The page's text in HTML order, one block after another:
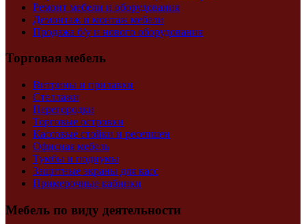
Ремонт мебели и оборудования
Демонтаж и монтаж мебели
Продажа б/у и нового оборудования
Торговая мебель
Витрины и прилавки
Стеллажи
Перегородки
Торговые островки
Кассовые стойки и ресепшен
Офисная мебель
Тумбы и подиумы
Защитные экраны для касс
Примерочные кабинки
Мебель по виду деятельности